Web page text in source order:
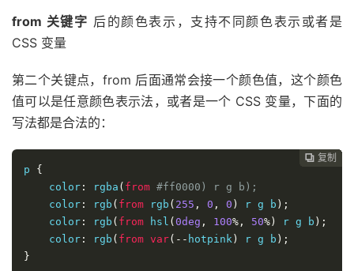
from 关键字 后的颜色表示，支持不同颜色表示或者是
CSS 变量
第二个关键点，from 后面通常会接一个颜色值，这个颜色
值可以是任意颜色表示法，或者是一个 CSS 变量，下面的
写法都是合法的：
 复制
 复制
 复制
 复制
 复制
 复制
 复制
 复制
 复制
p {
color : rgba ( from #ff0000) r g b);
color : rgb ( from rgb ( 255 , 0 , 0 ) r g b );
color : rgb ( from hsl ( 0deg , 100%, 50%) r g b );
color : rgb ( from var(-- hotpink ) r g b );
}